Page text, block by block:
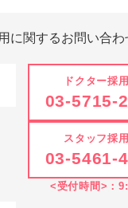
に関するお問い合わ
ドクター採用
03-5715-
スタッフ採用
03-5461-
<受付時間>：